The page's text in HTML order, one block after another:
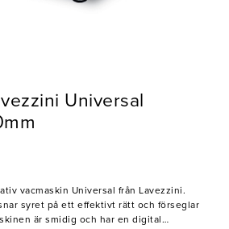
Universal
vacmaskin Universal från Lavezzini.
syret på ett effektivt rätt och förseglar
är smidig och har en digital